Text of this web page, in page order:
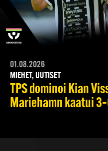
01.08.2026
MIEHET, UUTISET
TPS dominoi Kian
Mariehamn kaatui